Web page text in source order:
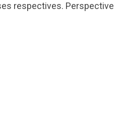
respectives. Perspective